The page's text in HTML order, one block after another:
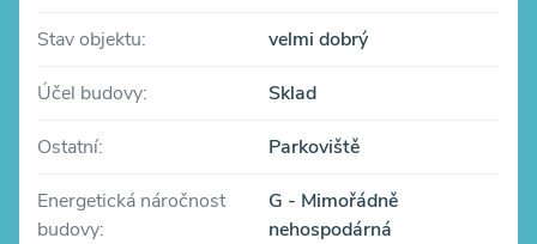
Stav objektu: velmi dobrý
Účel budovy: Sklad
Ostatní: Parkoviště
Energetická náročnost
budovy:
G - Mimořádně
nehospodárná